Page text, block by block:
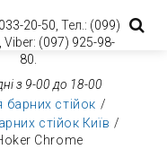
20-50, Тел.: (099)
Viber: (097) 925-98-
80.
з 9-00 до 18-00
барних стійок
стійок Київ
Chrome